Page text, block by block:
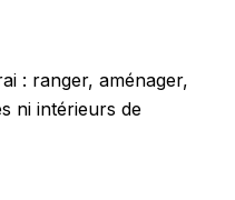
: ranger, aménager,
ni intérieurs de